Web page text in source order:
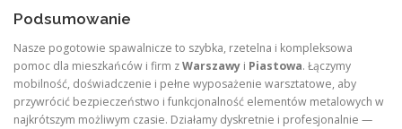
Podsumowanie
Nasze pogotowie spawalnicze to szybka, rzetelna i kompleksowa
pomoc dla mieszkańców i firm zWarszawy i Piastowa. Łączymy
mobilność, doświadczenie i pełne wyposażenie warsztatowe, aby
przywrócić bezpieczeństwo i funkcjonalność elementów metalowych w
najkrótszym możliwym czasie. Działamy dyskretnie i profesjonalnie —